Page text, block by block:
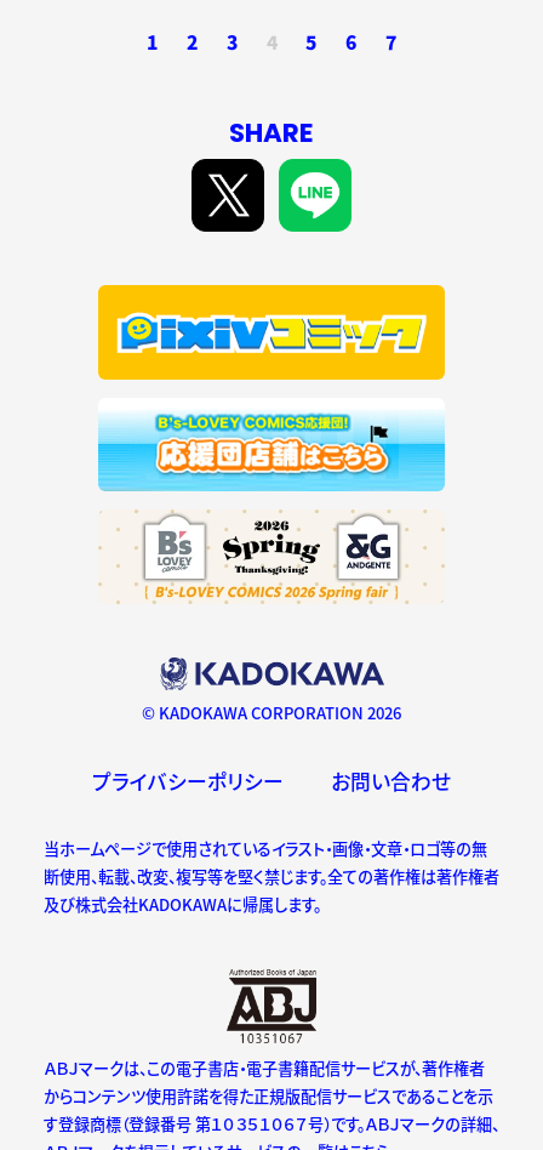
1 2 3 4 5 6 7
SHARE
© KADOKAWA CORPORATION 2026
プライバシーポリシー お問い合わせ
当ホームページで使用されているイラスト・画像・文章・ロゴ等の無
断使用、転載、改変、複写等を堅く禁じます。全ての著作権は著作権者
及び株式会社KADOKAWAに帰属します。
ＡＢＪマークは、この電子書店・電子書籍配信サービスが、著作権者
からコンテンツ使用許諾を得た正規版配信サービスであることを示
す登録商標（登録番号 第１０３５１０６７号）です。ＡＢＪマークの詳細、